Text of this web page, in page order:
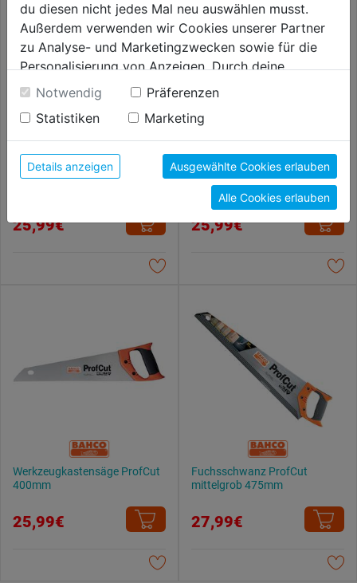
Minibügelsäge Hobelzahnung
25,99€
Bügelsäge Dreieckzahnung
610mm
25,99€
Werkzeugkastensäge ProfCut
400mm
25,99€
Fuchsschwanz ProfCut
mittelgrob 475mm
27,99€
du diesen nicht jedes Mal neu auswählen musst.
Außerdem verwenden wir Cookies unserer Partner
zu Analyse- und Marketingzwecken sowie für die
Personalisierung von Anzeigen. Durch deine
Einwilligung werden die Daten von Drittanbieter,
unter anderem auch in den USA, verarbeitet.
Durch Klick auf "Alle Cookies erlauben" stimmst du
der Verwendung aller Cookies zu. Unter "Details
anzeigen" findest du alle Infos zu den
unterschiedlichen Cookies, unter "Cookies
Konfigurieren" kannst du auswählen, welche Cookies
du zulassen möchtest und welche nicht.
Weitere Informationen findest du in unserer
Datenschutzerklärung.
Notwendig
Präferenzen
Statistiken
Marketing
Details anzeigen Ausgewählte Cookies erlauben
Alle Cookies erlauben